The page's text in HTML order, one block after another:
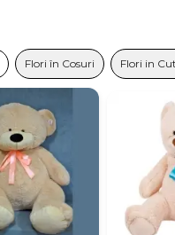
Flori în Cosuri Flori in